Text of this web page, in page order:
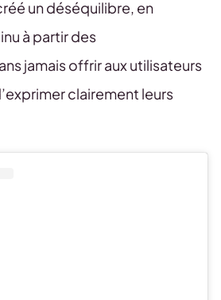
un déséquilibre, en
à partir des
jamais offrir aux utilisateurs
clairement leurs